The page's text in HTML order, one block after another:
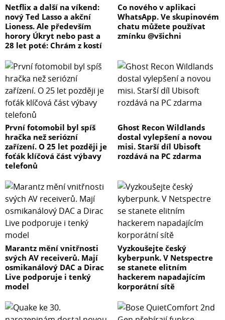
Netflix a další na víkend:
nový Ted Lasso a akční
Lioness. Ale především
horory Úkryt nebo past a
28 let poté: Chrám z kostí
Co nového v aplikaci
WhatsApp. Ve skupinovém
chatu můžete používat
zmínku @všichni
První fotomobil byl spíš
hračka než seriózní
zařízení. O 25 let později je
foťák klíčová část výbavy
telefonů
Ghost Recon Wildlands
dostal vylepšení a novou
misi. Starší díl Ubisoft
rozdává na PC zdarma
Marantz mění vnitřnosti
svých AV receiverů. Mají
osmikanálový DAC a Dirac
Live podporuje i tenký
model
Vyzkoušejte český
kyberpunk. V Netspectre
se stanete elitním
hackerem napadajícím
korporátní sítě